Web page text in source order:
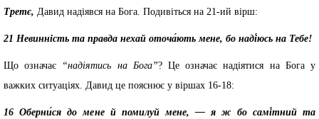
Третє, Давид надіявся на Бога. Подивіться на 21-ий вірш:
21 Невинність та правда нехай оточа́ють мене, бо наді́юсь на Тебе!
Що означає “надіятись на Бога”? Це означає надіятися на Бога у
важких ситуаціях. Давид це пояснює у віршах 16-18:
16 Оберни́ся до мене й помилуй мене, — я ж бо самі́тний та